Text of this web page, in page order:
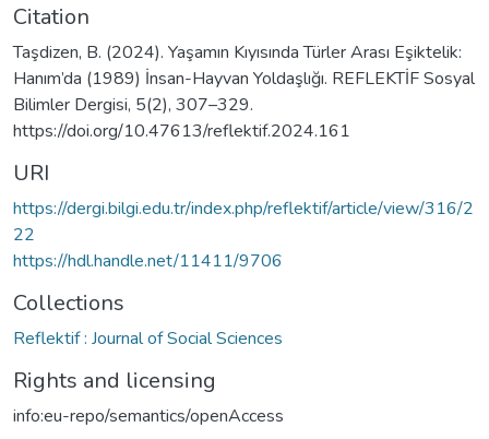
Citation
Taşdizen, B. (2024). Yaşamın Kıyısında Türler Arası Eşiktelik:
Hanım’da (1989) İnsan-Hayvan Yoldaşlığı. REFLEKTİF Sosyal
Bilimler Dergisi, 5(2), 307–329.
https://doi.org/10.47613/reflektif.2024.161
URI
https://dergi.bilgi.edu.tr/index.php/reflektif/article/view/316/2
22
https://hdl.handle.net/11411/9706
Collections
Reflektif : Journal of Social Sciences
Rights and licensing
info:eu-repo/semantics/openAccess